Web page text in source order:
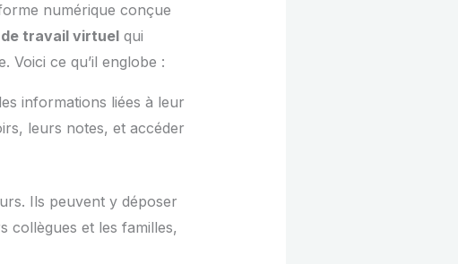
numérique conçue
travail virtuelqui
Voici ce qu’il englobe :
informations liées à leur
leurs notes, et accéder
Ils peuvent y déposer
collègues et les familles,